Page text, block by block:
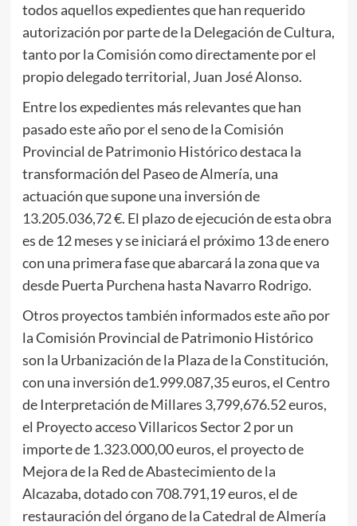
todos aquellos expedientes que han requerido
autorización por parte de la Delegación de Cultura,
tanto por la Comisión como directamente por el
propio delegado territorial, Juan José Alonso.
Entre los expedientes más relevantes que han
pasado este año por el seno de la Comisión
Provincial de Patrimonio Histórico destaca la
transformación del Paseo de Almería, una
actuación que supone una inversión de
13.205.036,72 €. El plazo de ejecución de esta obra
es de 12 meses y se iniciará el próximo 13 de enero
con una primera fase que abarcará la zona que va
desde Puerta Purchena hasta Navarro Rodrigo.
Otros proyectos también informados este año por
la Comisión Provincial de Patrimonio Histórico
son la Urbanización de la Plaza de la Constitución,
con una inversión de1.999.087,35 euros, el Centro
de Interpretación de Millares 3,799,676.52 euros,
el Proyecto acceso Villaricos Sector 2 por un
importe de 1.323.000,00 euros, el proyecto de
Mejora de la Red de Abastecimiento de la
Alcazaba, dotado con 708.791,19 euros, el de
restauración del órgano de la Catedral de Almería